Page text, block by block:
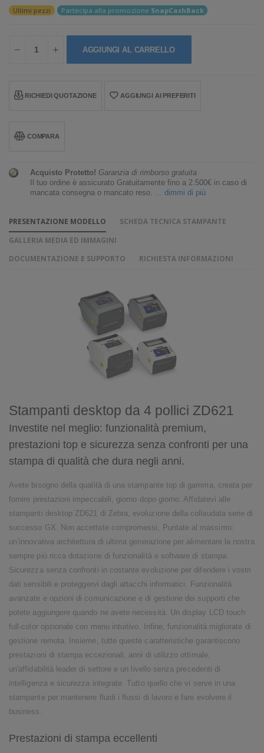
Ultimi pezzi Partecipa alla promozione SnapCashBack
AGGIUNGI AL CARRELLO
RICHIEDI QUOTAZIONE AGGIUNGI AI PREFERITI
COMPARA
Acquisto Protetto! Garanzia di rimborso gratuita
Il tuo ordine è assicurato Gratuitamente fino a 2.500€ in caso di
mancata consegna o mancato reso. ... dimmi di più
PRESENTAZIONE MODELLO
SCHEDA TECNICA STAMPANTE
GALLERIA MEDIA ED IMMAGINI
DOCUMENTAZIONE E SUPPORTO
RICHIESTA INFORMAZIONI
Stampanti desktop da 4 pollici ZD621
Investite nel meglio: funzionalità premium,
prestazioni top e sicurezza senza confronti per una
stampa di qualità che dura negli anni.
Avete bisogno della qualità di una stampante top di gamma, creata per
fornire prestazioni impeccabili, giorno dopo giorno. Affidatevi alle
stampanti desktop ZD621 di Zebra, evoluzione della collaudata serie di
successo GX. Non accettate compromessi, Puntate al massimo:
un’innovativa architettura di ultima generazione per alimentare la nostra
sempre più ricca dotazione di funzionalità e software di stampa.
Sicurezza senza confronti in costante evoluzione per difendere i vostri
dati sensibili e proteggervi dagli attacchi informatici. Funzionalità
avanzate e opzioni di comunicazione e di gestione dei supporti che
potete aggiungere quando ne avete necessità. Un display LCD touch
full-color opzionale con menu intuitivo. Infine, funzionalità migliorate di
gestione remota. Insieme, tutte queste caratteristiche garantiscono
prestazioni di stampa eccezionali, anni di utilizzo ottimale,
un'affidabilità leader di settore e un livello senza precedenti di
intelligenza e sicurezza integrate. Tutto quello che vi serve in una
stampante per mantenere fluidi i flussi di lavoro e fare evolvere il
business.
Prestazioni di stampa eccellenti